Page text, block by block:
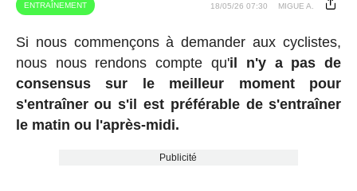
ENTRAÎNEMENT 18/05/26 07:30 MIGUE A.
Si nous commençons à demander aux cyclistes,
nous nous rendons compte qu'il n'y a pas de
consensus sur le meilleur moment pour
s'entraîner ou s'il est préférable de s'entraîner
le matin ou l'après-midi.
Publicité